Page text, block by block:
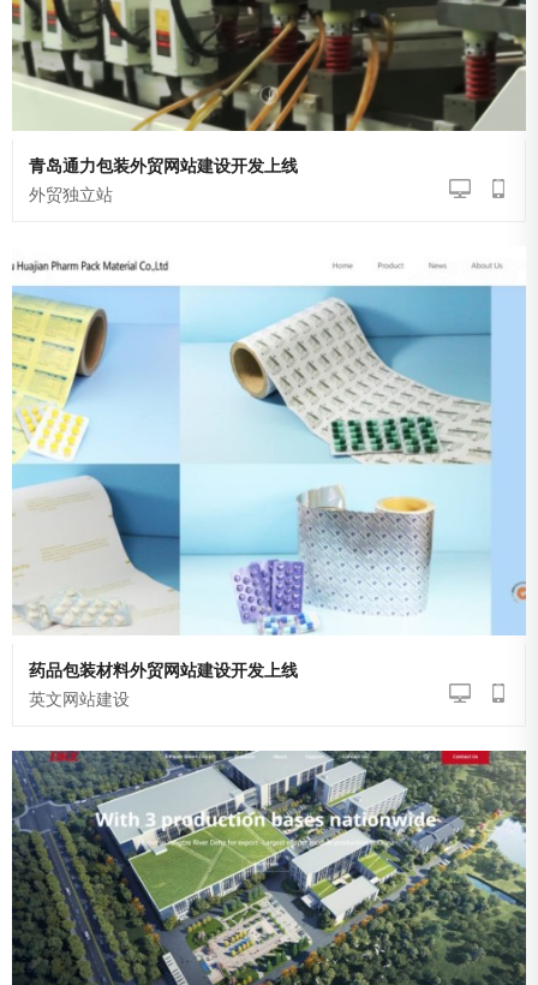
青岛通力包装外贸网站建设开发上线
外贸独立站
药品包装材料外贸网站建设开发上线
英文网站建设